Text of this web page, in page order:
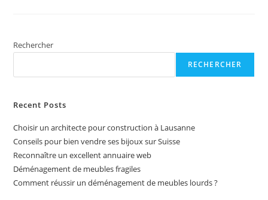
Rechercher
RECHERCHER
Recent Posts
Choisir un architecte pour construction à Lausanne
Conseils pour bien vendre ses bijoux sur Suisse
Reconnaître un excellent annuaire web
Déménagement de meubles fragiles
Comment réussir un déménagement de meubles lourds ?